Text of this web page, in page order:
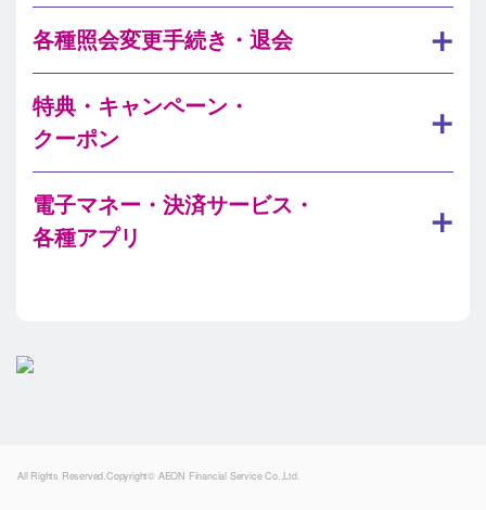
各種照会変更手続き・退会
特典・キャンペーン・
クーポン
電子マネー・決済サービス・
各種アプリ
All Rights Reserved.Copyright© AEON Financial Service Co.,Ltd.Powered by